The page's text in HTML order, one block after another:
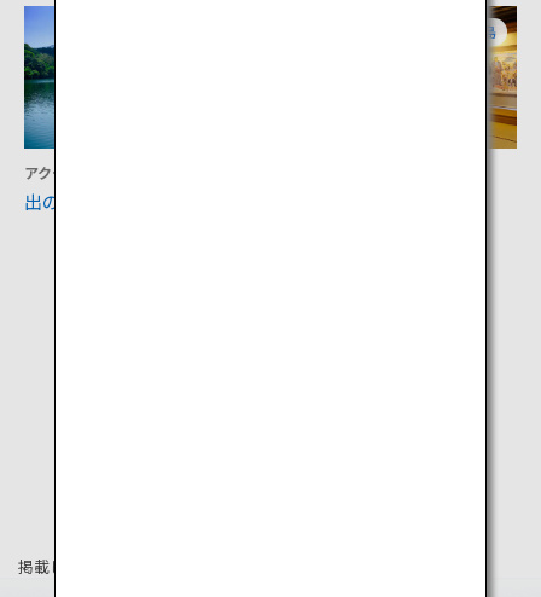
アクティビティ
出の山公園
鹿児島
掲載している情報は2019年8月時点の情報です。